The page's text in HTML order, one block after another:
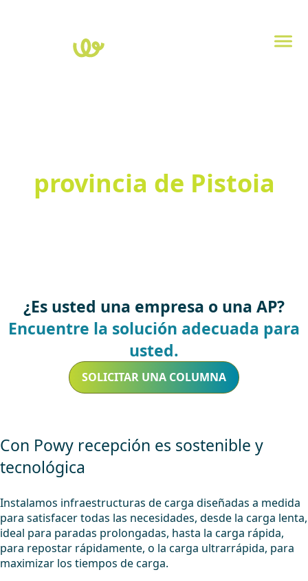
provincia de Pistoia
¿Es usted una empresa o una AP?
Encuentre la solución adecuada para
usted.
SOLICITAR UNA COLUMNA
Con Powy recepción es sostenible y
tecnológica
Instalamos infraestructuras de carga diseñadas a medida
para satisfacer todas las necesidades, desde la carga lenta,
ideal para paradas prolongadas, hasta la carga rápida,
para repostar rápidamente, o la carga ultrarrápida, para
maximizar los tiempos de carga.